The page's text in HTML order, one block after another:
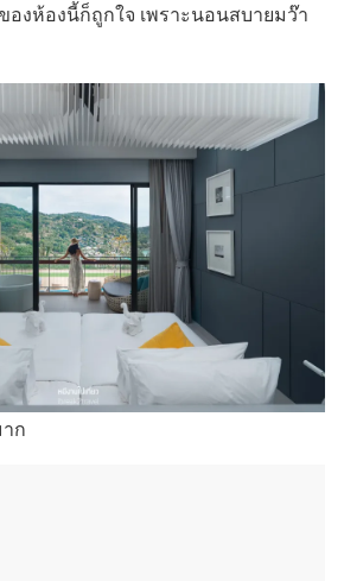
องห้องนี้ก็ถูกใจ เพราะนอนสบายมว๊า
ก